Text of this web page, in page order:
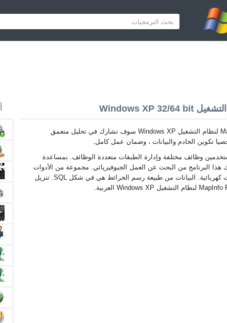
MapInfo Professional لنظام التشغيل Windows XP سوف تشارك في تحليل متعمق
تكوين الخادم والبيانات ، وضمان عمل كامل.
وظائف مختلفة وإدارة الطبقات متعددة الوظائف. بمساعدة
هذا البرنامج من البحث عن العمل الجيوفيزيائي. مجموعة من الأدوات
تسمح لك بتصميم شبكات كهربائية. البيانات من طبيعة رسم الخرائط هي في شكل SQL. تنزيل